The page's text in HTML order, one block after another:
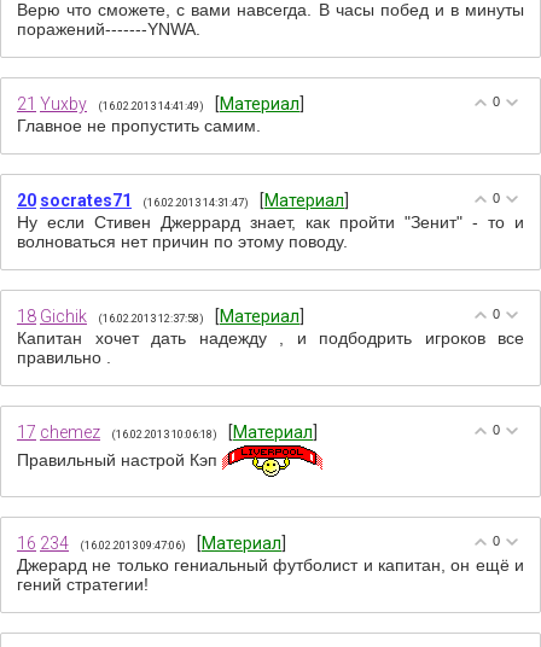
Верю что сможете, с вами навсегда. В часы побед и в минуты
поражений-------YNWA.
0
21 Yuxby (16.02.2013 14:41:49) [Материал
Главное не пропустить самим.
0
20 socrates71 (16.02.2013 14:31:47) [Материал
Ну если Стивен Джеррард знает, как пройти "Зенит" - то и
волноваться нет причин по этому поводу.
0
18 Gichik (16.02.2013 12:37:58) [Материал
Капитан хочет дать надежду , и подбодрить игроков все
правильно .
0
17 chemez (16.02.2013 10:06:18) [Материал
Правильный настрой Кэп
0
16 234 (16.02.2013 09:47:06) [Материал
Джерард не только гениальный футболист и капитан, он ещё и
гений стратегии!